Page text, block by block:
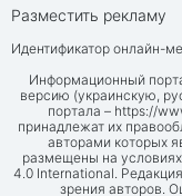
Разместить рекламу
Идентификатор онлайн-
Информационный
версию (украинскую,
портала – https://
принадлежат их
авторами которых
размещены на
4.0 International.
зрения авторов.